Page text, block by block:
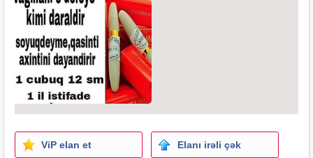
ViP elan et Elanı irəli çək